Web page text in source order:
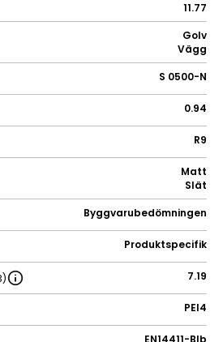
11.77
Golv
Vägg
S 0500-N
0.94
R9
Matt
Slät
Byggvarubedömningen
Produktspecifik
7.19
PEI4